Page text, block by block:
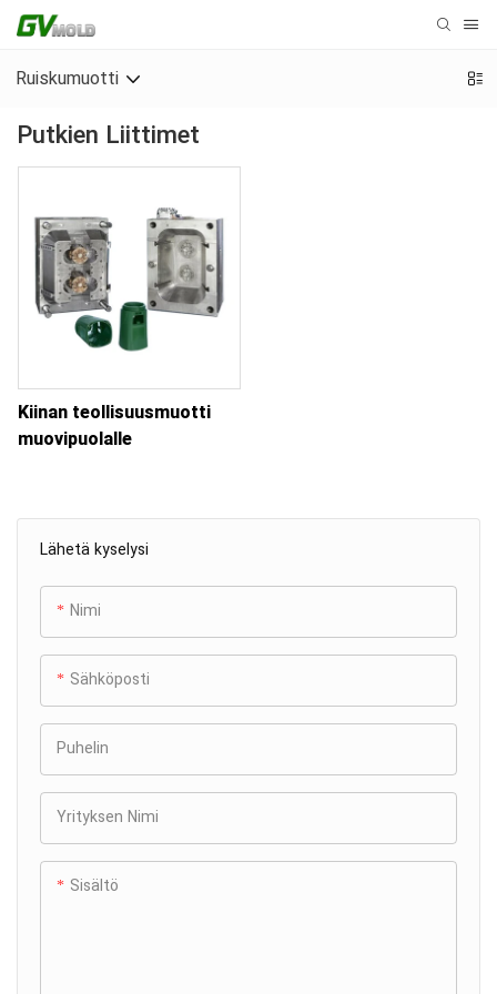
Ruiskumuotti
Putkien Liittimet
Lähetä kyselysi
Nimi
Sähköposti
Puhelin
Yrityksen Nimi
Sisältö
Kiinan teollisuusmuotti
muovipuolalle